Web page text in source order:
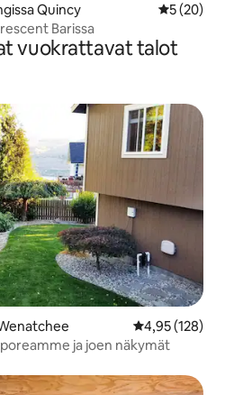
Quincy
5 (20)
Barissa
vuokrattavat talot
4,95 (128)
ja joen näkymät